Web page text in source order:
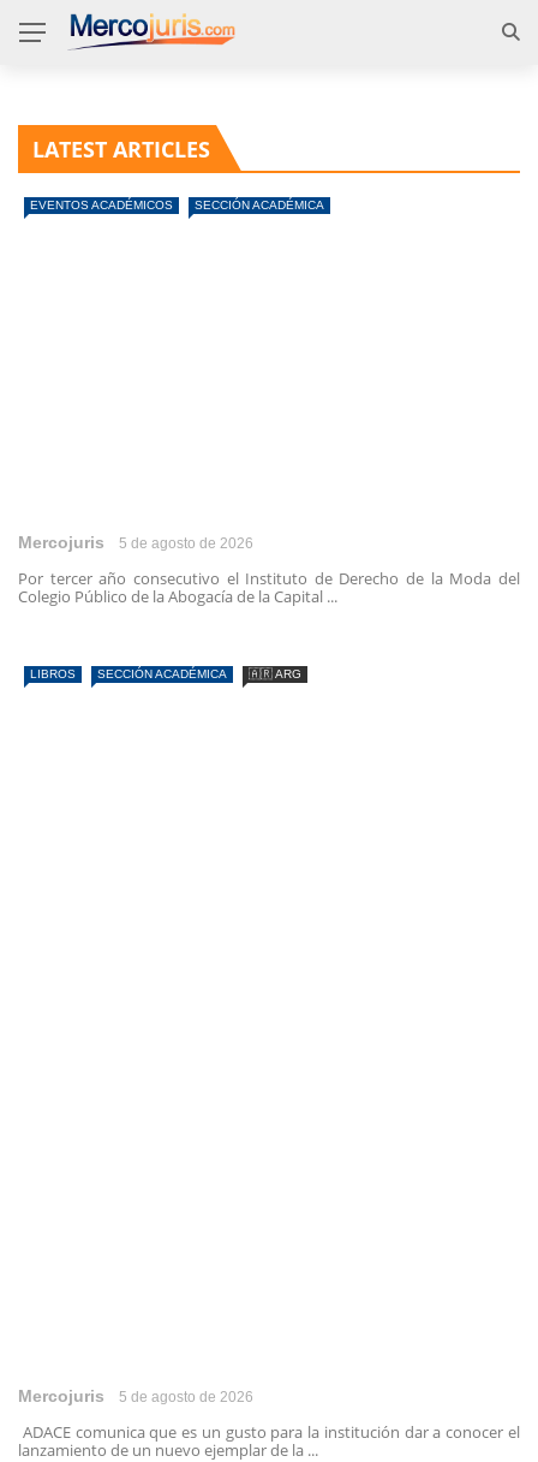
LATEST ARTICLES
EVENTOS ACADÉMICOS SECCIÓN ACADÉMICA
Mercojuris 5 de agosto de 2026
Por tercer año consecutivo el Instituto de Derecho de la Moda del
Colegio Público de la Abogacía de la Capital ...
LIBROS SECCIÓN ACADÉMICA 🇦🇷 ARG
Mercojuris 5 de agosto de 2026
ADACE comunica que es un gusto para la institución dar a conocer el
lanzamiento de un nuevo ejemplar de la ...